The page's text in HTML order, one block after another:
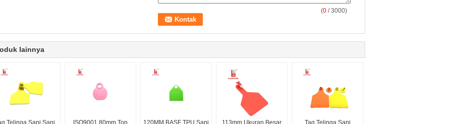
(0 / 3000)
lainnya
Telinga Sapi Sapi ISO9001 80mm Top 120MM BASF TPU Sapi 113mm Ukuran Besar Tag Telinga Sapi